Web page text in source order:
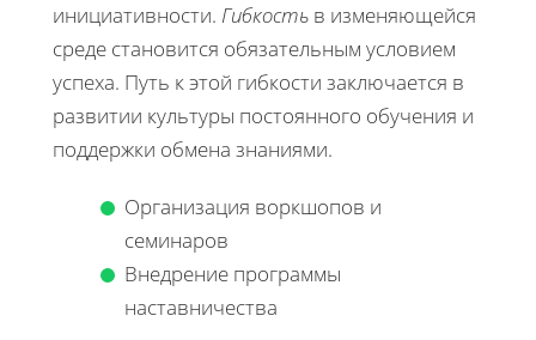
инициативности. Гибкость в изменяющейся
среде становится обязательным условием
успеха. Путь к этой гибкости заключается в
развитии культуры постоянного обучения и
поддержки обмена знаниями.
Организация воркшопов и
семинаров
Внедрение программы
наставничества